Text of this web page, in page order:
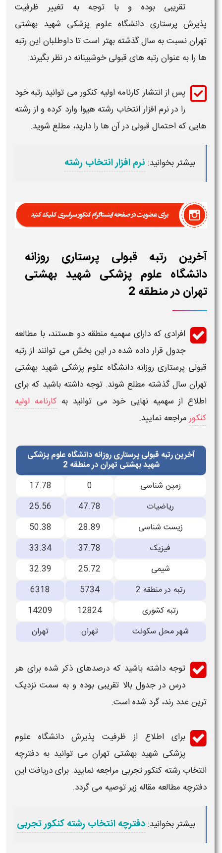
تقریبی بوده و با توجه به تغییر ظرفیت
پذیرشپرستاریدانشگاه علوم پزشکیشهید بهشتی
تهراننسبت به سال گذشته بهتر است تا داوطلبان اینرتبه
ها را به عنوانرتبههایقبولیخوشبینانه در نظر بگیرند.
پس از انتشار کارنامه اولیه کنکور می توانیدرتبهخود
را در نرم افزار انتخاب رشته هیوا وارد کرده و از رشته
هایی که احتمالقبولیدر آن ها را دارید، مطلع شوید.
بیشتر بخوانید:نرم افزار انتخاب رشته
آخرین رتبه قبولی پرستاری روزانه
دانشگاه علوم پزشکی شهید بهشتی
تهران در منطقه 2
افرادی که دارای سهمیه منطقه دو هستند، با مطالعه
جدول قرار داده شده در این بخش می توانند از رتبه
قبولیپرستاریروزانه دانشگاه علوم پزشکیشهید بهشتی
تهرانسال گذشته مطلع شوند. توجه داشته باشید که برای
اطلاع از سهمیه نهایی خود می توانید بهکارنامه اولیه
کنکورمراجعه نمایید.
آخرین رتبه قبولی پرستاری روزانه دانشگاه علوم پزشکی
شهید بهشتی تهران در منطقه 2
زمین شناسی
17.78
رياضيات
47.78
25.56
زیست شناسی
28.89
50.38
فیزیک
37.78
33.34
شیمی
25.72
32.39
رتبه در منطقه 2
5734
6318
رتبه کشوری
12824
14209
شهر محل سکونت
تهران تهران
توجه داشته باشید که درصدهای ذکر شده برای هر
درس در جدول بالا تقریبی بوده و به سمت نزدیک
ترین عدد رند، گرد شده است.
برای اطلاع از ظرفیت پذیرشدانشگاه علوم
پزشکیشهید بهشتی تهرانمی توانید به دفترچه
انتخاب رشته کنکور تجربی مراجعه نمایید. برای دریافت این
دفترچه مطالعه مقاله زیر توصیه می گردد.
بیشتر بخوانید:دفترچه انتخاب رشته کنکور تجربی